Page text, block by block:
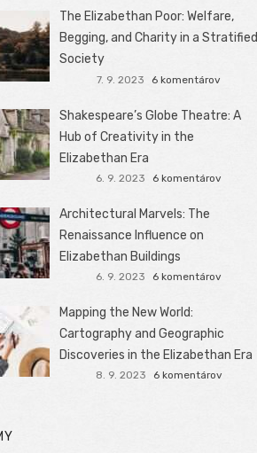
The Elizabethan Poor: Welfare,
Begging, and Charity in a Stratified
Society
7. 9. 2023 6 komentárov
Shakespeare’s Globe Theatre: A
Hub of Creativity in the
Elizabethan Era
6. 9. 2023 6 komentárov
Architectural Marvels: The
Renaissance Influence on
Elizabethan Buildings
6. 9. 2023 6 komentárov
Mapping the New World:
Cartography and Geographic
Discoveries in the Elizabethan Era
8. 9. 2023 6 komentárov